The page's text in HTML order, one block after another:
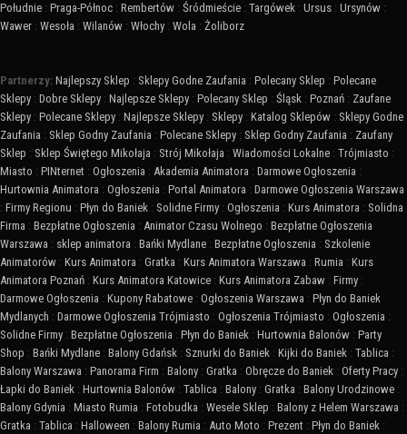
Południe : Praga-Północ : Rembertów : Śródmieście : Targówek : Ursus : Ursynów :
Wawer : Wesoła : Wilanów : Włochy : Wola : Żoliborz
Partnerzy: Najlepszy Sklep : Sklepy Godne Zaufania : Polecany Sklep : Polecane
Sklepy : Dobre Sklepy : Najlepsze Sklepy : Polecany Sklep : Śląsk : Poznań : Zaufane
Sklepy : Polecane Sklepy : Najlepsze Sklepy : Sklepy : Katalog Sklepów : Sklepy Godne
Zaufania : Sklep Godny Zaufania : Polecane Sklepy : Sklep Godny Zaufania : Zaufany
Sklep : Sklep Świętego Mikołaja : Strój Mikołaja : Wiadomości Lokalne : Trójmiasto :
Miasto : PINternet : Ogłoszenia : Akademia Animatora : Darmowe Ogłoszenia :
Hurtownia Animatora : Ogłoszenia : Portal Animatora : Darmowe Ogłoszenia Warszawa
: Firmy Regionu : Płyn do Baniek : Solidne Firmy : Ogłoszenia : Kurs Animatora : Solidna
Firma : Bezpłatne Ogłoszenia : Animator Czasu Wolnego : Bezpłatne Ogłoszenia
Warszawa : sklep animatora : Bańki Mydlane : Bezpłatne Ogłoszenia : Szkolenie
Animatorów : Kurs Animatora : Gratka : Kurs Animatora Warszawa : Rumia : Kurs
Animatora Poznań : Kurs Animatora Katowice : Kurs Animatora Zabaw : Firmy :
Darmowe Ogłoszenia : Kupony Rabatowe : Ogłoszenia Warszawa : Płyn do Baniek
Mydlanych : Darmowe Ogłoszenia Trójmiasto : Ogłoszenia Trójmiasto : Ogłoszenia :
Solidne Firmy : Bezpłatne Ogłoszenia : Płyn do Baniek : Hurtownia Balonów : Party
Shop : Bańki Mydlane : Balony Gdańsk : Sznurki do Baniek : Kijki do Baniek : Tablica :
Balony Warszawa : Panorama Firm : Balony : Gratka : Obręcze do Baniek : Oferty Pracy :
Łapki do Baniek : Hurtownia Balonów : Tablica : Balony : Gratka : Balony Urodzinowe :
Balony Gdynia : Miasto Rumia : Fotobudka : Wesele Sklep : Balony z Helem Warszawa :
Gratka : Tablica : Halloween : Balony Rumia : Auto Moto : Prezent : Płyn do Baniek :